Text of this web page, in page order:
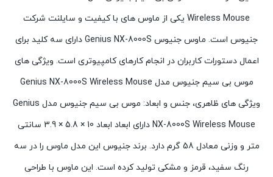
Wireless Mouse یکی از ماوس های با کیفیت و سایلنت شرکت
جنیوس است. ماوس جنیوس Genius NX-8000S دارای سه کلید برای
اعمال دستورات کاربران در انجام کارهای کامپیوتری است. ویژگی های
موس بی سیم جنیوس مدل Genius NX-8000S Wireless Mouse
ویژگی های ظاهری، جنس و ابعاد: موس بی سیم جنیوس مدل Genius
NX-8000S Wireless Mouse دارای ابعاد ابعاد 10 × 5.8 × 3.9 سانتی
متر و وزنی معادل 58 گرم دارد. برند جنیوس این مدل ماوس را در سه
رنگ سفید، قرمز و مشکی تولید کرده است. این ماوس با طراحی